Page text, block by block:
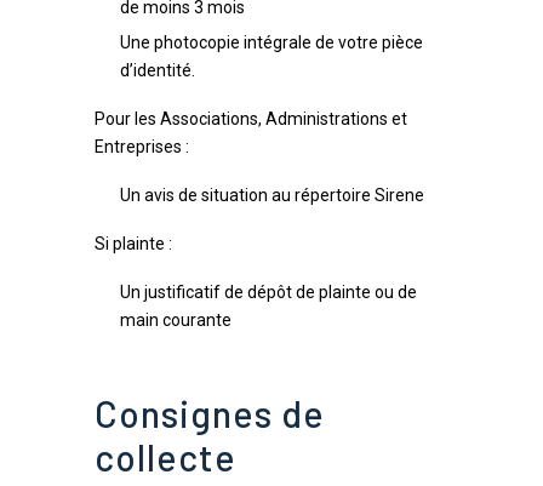
de moins 3 mois
Une photocopie intégrale de votre pièce
d’identité.
Pour les Associations, Administrations et
Entreprises :
Un avis de situation au répertoire Sirene
Si plainte :
Un justificatif de dépôt de plainte ou de
main courante
Consignes de
collecte